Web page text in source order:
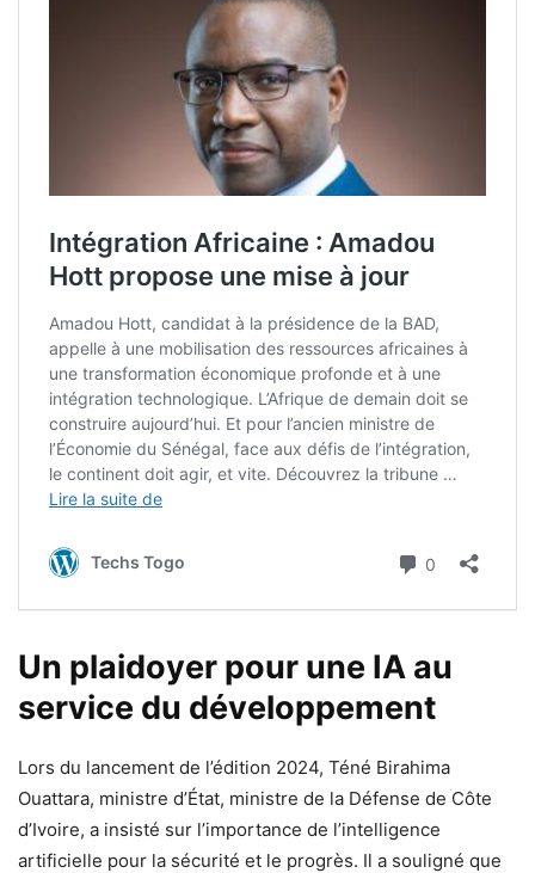
Un plaidoyer pour une IA au
service du développement
Lors du lancement de l’édition 2024, Téné Birahima
Ouattara, ministre d’État, ministre de la Défense de Côte
d’Ivoire, a insisté sur l’importance de l’intelligence
artificielle pour la sécurité et le progrès. Il a souligné que